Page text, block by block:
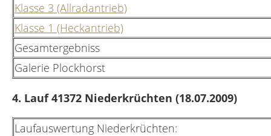
Klasse 3 (Allradantrieb)
Klasse 1 (Heckantrieb)
Gesamtergebniss
Galerie Plockhorst
4. Lauf 41372 Niederkrüchten (18.07.2009)
Laufauswertung Niederkrüchten: